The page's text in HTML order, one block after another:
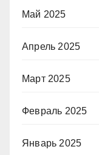
Май 2025
Апрель 2025
Март 2025
Февраль 2025
Январь 2025